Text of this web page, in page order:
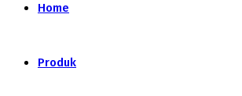
Home
Produk